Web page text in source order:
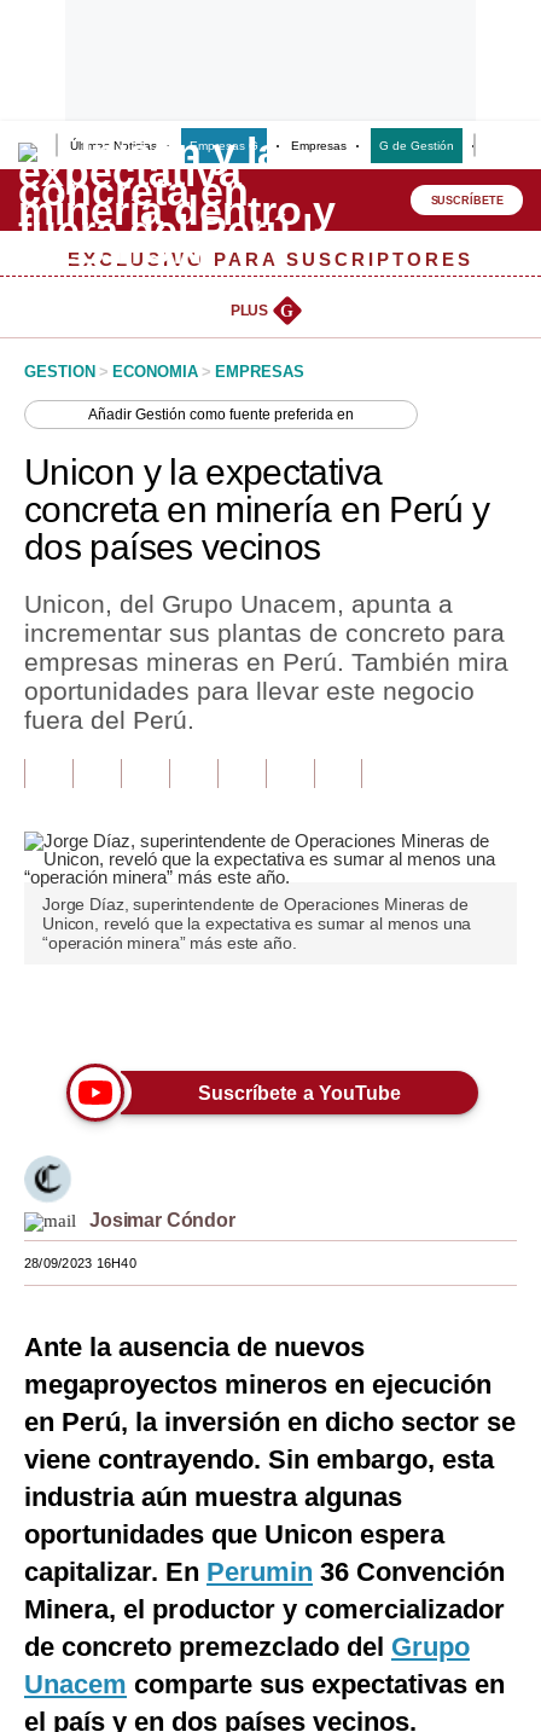
Últimas Noticias Empresas G Empresas G de Gestión
Lo último
Peru Quiosco
Management & Empleo
Perú
Política
Finanzas Personales
Inmobiliarias
Plus G
Pregunta de hoy
Blogs
Viajes
Moda
Estilos
Mundo
EEUU
España
Internacional
Tecnología
Club del Suscriptor
Mix
G de Gestión
Notas Contratadas
Podcast
SUSCRÍBETE
EXCLUSIVO PARA SUSCRIPTORES
PLUS G
GESTION > ECONOMIA > EMPRESAS
AñadirGestión como fuente preferida en
Unicon y la expectativa
concreta en minería en Perú y
dos países vecinos
Unicon, del Grupo Unacem, apunta a
incrementar sus plantas de concreto para
empresas mineras en Perú. También mira
oportunidades para llevar este negocio
fuera del Perú.
Jorge Díaz, superintendente de Operaciones Mineras de
Unicon, reveló que la expectativa es sumar al menos una
“operación minera” más este año.
Suscríbete a YouTube
Josimar Cóndor
28/09/2023 16H40
Ante la ausencia de nuevos
megaproyectos mineros en ejecución
en Perú, la inversión en dicho sector se
viene contrayendo. Sin embargo, esta
industria aún muestra algunas
oportunidades que Unicon espera
capitalizar. En Perumin 36 Convención
Minera, el productor y comercializador
de concreto premezclado del Grupo
Unacem comparte sus expectativas en
el país y en dos países vecinos.